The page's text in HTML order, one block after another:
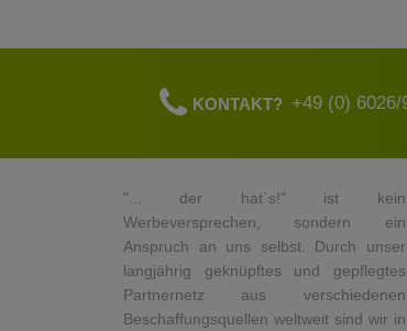
KONTAKT? +49 (0) 6026/
"... der hat`s!" ist kein
Werbeversprechen, sondern ein
Anspruch an uns selbst. Durch unser
langjährig geknüpftes und gepflegtes
Partnernetz aus verschiedenen
Beschaffungsquellen weltweit sind wir in